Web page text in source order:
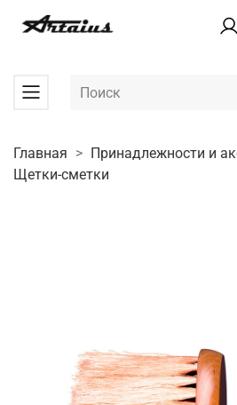
Главная
Принадлежности и
Щетки-сметки